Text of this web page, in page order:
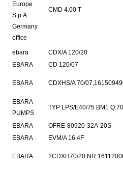
Europe
S.p.A.
Germany
office
CMD 4.00 T
ebara
CDX/A 120/20
EBARA
CD 120/07
EBARA CDXHS/A 70/
EBARA
PUMPS
TYP:LPS/E40/75 BM1
EBARA
OFRE-80920-32A-20S
EBARA
EVM/A 16 4F
EBARA 2CDXH70/